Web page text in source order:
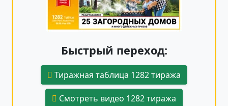
Быстрый переход:
Тиражная таблица 1282 тиража
Смотреть видео 1282 тиража